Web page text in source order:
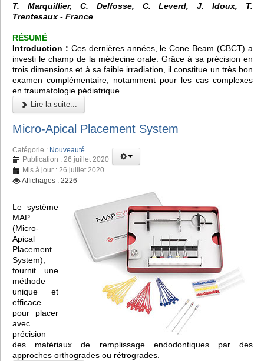
T. Marquillier, C. Delfosse, C. Leverd, J. Idoux, T.
Trentesaux - France
RÉSUMÉ
Introduction : Ces dernières années, leCone Beam (CBCT)a
investi le champ de la médecine orale. Grâce à sa précision en
trois dimensions et à sa faible irradiation, il constitue un très bon
examen complémentaire, notamment pour les cas complexes
en traumatologie pédiatrique.
Lire la suite...
Micro-Apical Placement System
Catégorie : Nouveauté
Publication : 26 juillet 2020
Mis à jour : 26 juillet 2020
Affichages : 2226
Le système
MAP
(Micro-
Apical
Placement
System),
fournit une
méthode
unique et
efficace
pour placer
avec
précision
des matériaux de remplissage endodontiques par des
approches orthogrades ou rétrogrades.